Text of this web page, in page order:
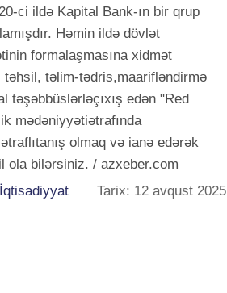
ci ildə Kapital Bank-ın bir qrup
Həmin ildə dövlət
formalaşmasına xidmət
təhsil, təlim-tədris,maarifləndirmə
təşəbbüslərləçıxış edən "Red
mədəniyyətiətrafında
olmaq və ianə edərək
ola bilərsiniz. / azxeber.com
İqtisadiyyat Tarix: 12 avqust 2025